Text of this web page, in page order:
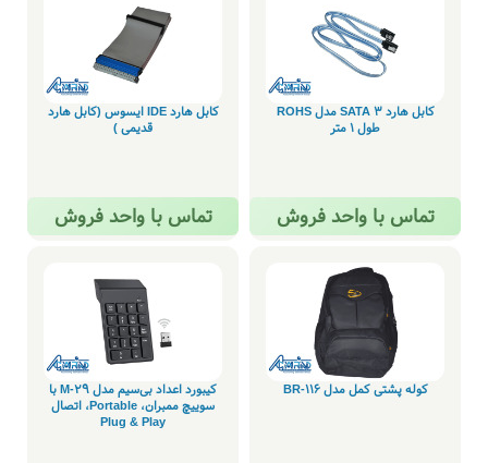
کابل هارد 3 SATA مدل ROHS
طول 1 متر
تماس با واحد فروش
کابل هارد IDE ایسوس (کابل هارد
قدیمی )
تماس با واحد فروش
کوله پشتی کمل مدل BR-116 کیبورد اعداد بی‌سیم مدل M-29 با
سوییچ ممبران، Portable، اتصال
Plug & Play